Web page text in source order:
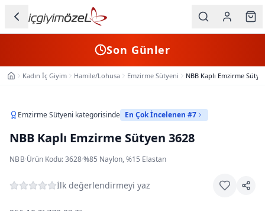
Erkek
Çocuk
Fantazi
Büyük
Son Günler
Ana SayfaKadın İç Giyim Hamile/Lohusa Emzirme Sütyeni NBB Kaplı Emzirme
Emzirme Sütyeni kategorisinde En Çok İncelenen #7
NBB Kaplı Emzirme Sütyen 3628
NBB·Ürün Kodu:3628·%85 Naylon, %15 Elastan
İlk değerlendirmeyi yaz